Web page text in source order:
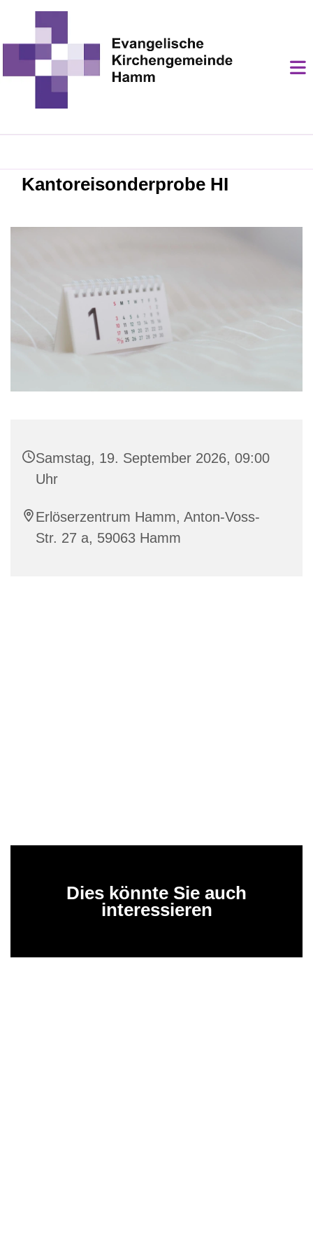
Kantoreisonderprobe HI
Samstag, 19. September 2026, 09:00
Uhr
Erlöserzentrum Hamm, Anton-Voss-
Str. 27 a, 59063 Hamm
Dies könnte Sie auch
interessieren